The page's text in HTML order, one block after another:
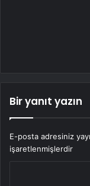
Bir yanıt yazın
E-posta adresiniz
işaretlenmişlerdir